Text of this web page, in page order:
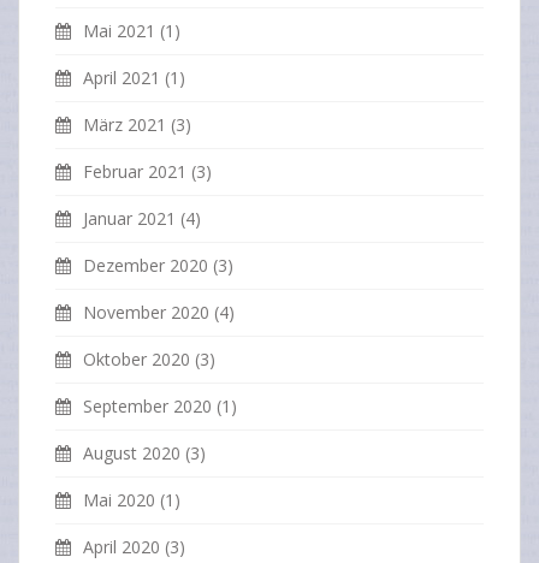
Mai 2021 (1)
April 2021 (1)
März 2021 (3)
Februar 2021 (3)
Januar 2021 (4)
Dezember 2020 (3)
November 2020 (4)
Oktober 2020 (3)
September 2020 (1)
August 2020 (3)
Mai 2020 (1)
April 2020 (3)